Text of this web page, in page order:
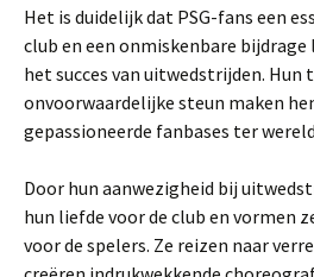
Het is duidelijk dat PSG-fans een
club en een onmiskenbare bijdrage
het succes van uitwedstrijden. Hun
onvoorwaardelijke steun maken
gepassioneerde fanbases ter
Door hun aanwezigheid bij
hun liefde voor de club en vormen
voor de spelers. Ze reizen naar